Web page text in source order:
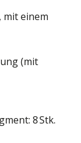
mit einem
(mit
8 Stk.